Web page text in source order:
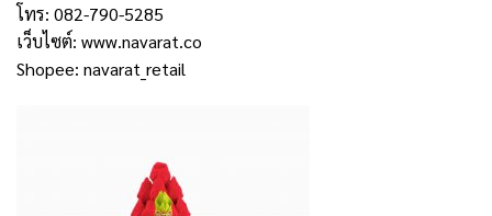
โทร: 082-790-5285
เว็บไซต์: www.navarat.co
Shopee: navarat_retail